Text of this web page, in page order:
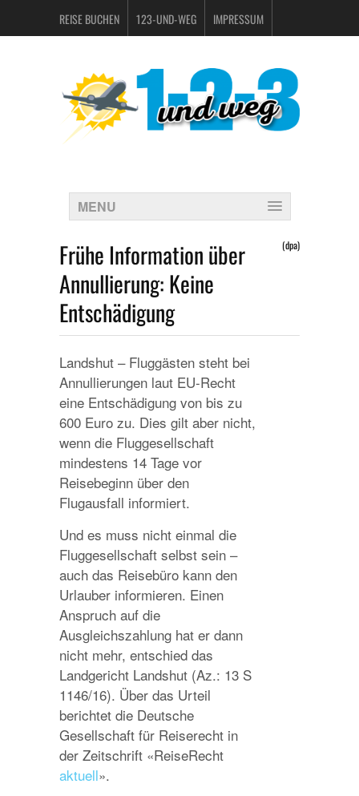
REISE BUCHEN 123-UND-WEG IMPRESSUM
MENU
Frühe Information über
Annullierung: Keine
Entschädigung
(dpa)
Landshut – Fluggästen steht bei
Annullierungen laut EU-Recht
eine Entschädigung von bis zu
600 Euro zu. Dies gilt aber nicht,
wenn die Fluggesellschaft
mindestens 14 Tage vor
Reisebeginn über den
Flugausfall informiert.
Und es muss nicht einmal die
Fluggesellschaft selbst sein –
auch das Reisebüro kann den
Urlauber informieren. Einen
Anspruch auf die
Ausgleichszahlung hat er dann
nicht mehr, entschied das
Landgericht Landshut (Az.: 13 S
1146/16). Über das Urteil
berichtet die Deutsche
Gesellschaft für Reiserecht in
der Zeitschrift «ReiseRecht
aktuell».